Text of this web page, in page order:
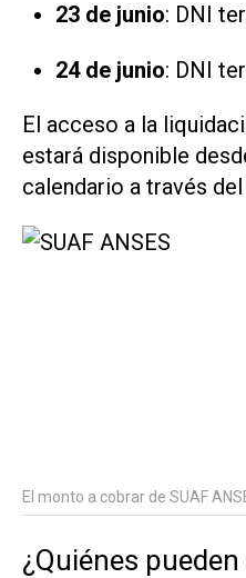
23 de junio: DNI
24 de junio: DNI
El acceso a la
estará disponible
calendario a través
El monto a cobrar de SUAF
¿Quiénes